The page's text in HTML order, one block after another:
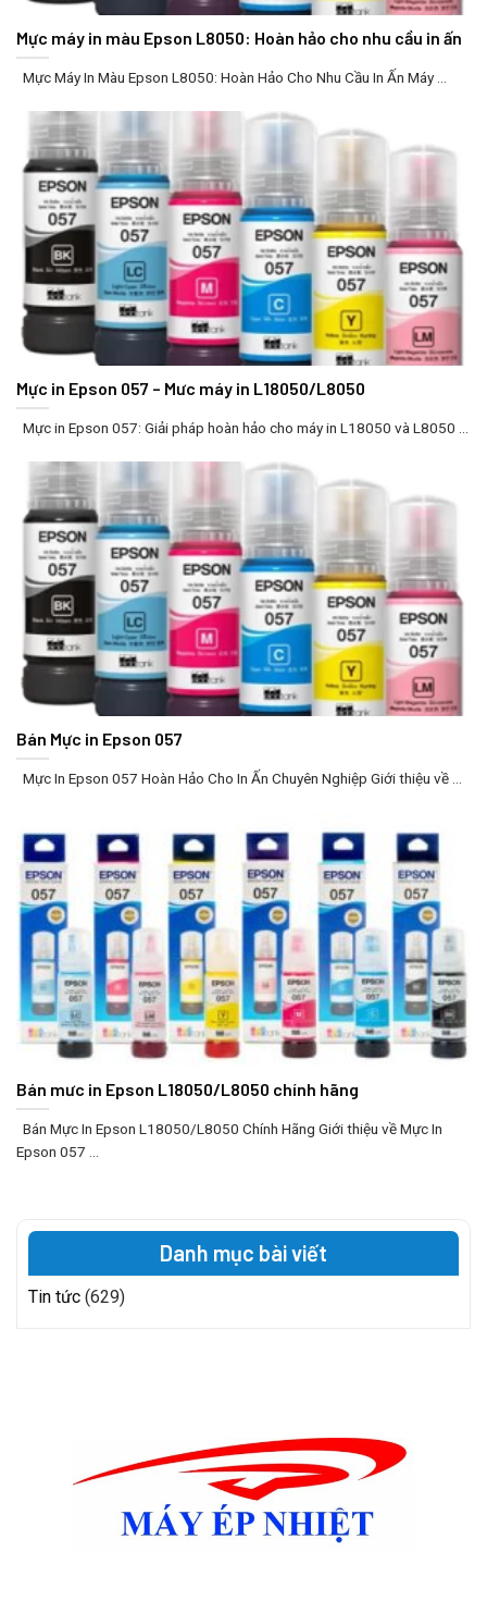
Danh mục bài viết
Tin tức (629)
Mực máy in màu Epson L8050: Hoàn hảo cho nhu cầu in ấn
Mực Máy In Màu Epson L8050: Hoàn Hảo Cho Nhu Cầu In Ấn Máy ...
Mực in Epson 057 – Mưc máy in L18050/L8050
Mực in Epson 057: Giải pháp hoàn hảo cho máy in L18050 và L8050 ...
Bán Mực in Epson 057
Mực In Epson 057 Hoàn Hảo Cho In Ấn Chuyên Nghiệp Giới thiệu về ...
Bán mưc in Epson L18050/L8050 chính hãng
Bán Mực In Epson L18050/L8050 Chính Hãng Giới thiệu về Mực In
Epson 057 ...